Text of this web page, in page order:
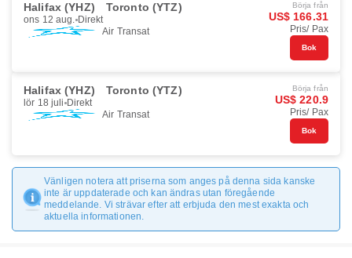
Halifax (YHZ) Toronto (YTZ)
ons 12 aug. Direkt
Air Transat
Börja från
US$ 166.31
Pris/ Pax
Bok
Halifax (YHZ) Toronto (YTZ)
lör 18 juli Direkt
Air Transat
Börja från
US$ 220.9
Pris/ Pax
Bok
Vänligen notera att priserna som anges på denna sida kanske
inte är uppdaterade och kan ändras utan föregående
meddelande. Vi strävar efter att erbjuda den mest exakta och
aktuella informationen.